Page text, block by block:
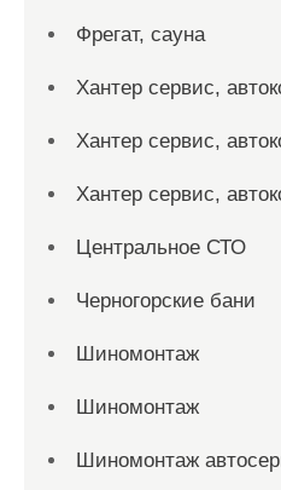
Фрегат, сауна
Хантер сервис,
Хантер сервис,
Хантер сервис,
Центральное СТО
Черногорские бани
Шиномонтаж
Шиномонтаж
Шиномонтаж